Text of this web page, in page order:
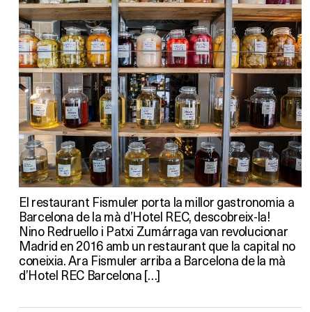
El restaurant Fismuler porta la millor gastronomia a
Barcelona de la mà d’Hotel REC, descobreix-la!
Nino Redruello i Patxi Zumárraga van revolucionar
Madrid en 2016 amb un restaurant que la capital no
coneixia. Ara Fismuler arriba a Barcelona de la mà
d’Hotel REC Barcelona […]